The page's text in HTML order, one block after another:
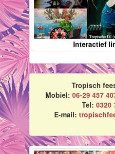
Interactief
Tropisch
Mobiel: 06-29 457
Tel: 0320
E-mail: